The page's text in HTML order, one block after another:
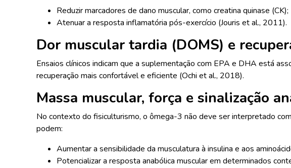
Reduzir marcadores de dano muscular, como creatina quinase (CK);
Atenuar a resposta inflamatória pós-exercício (Jouris et al., 2011).
Dor muscular tardia (DOMS) e
Ensaios clínicos indicam que a suplementação com EPA e DHA está
recuperação mais confortável e eficiente (Ochi et al., 2018).
Massa muscular, força e sinalização
No contexto do fisiculturismo, o ômega-3 não deve ser interpretado
podem:
Aumentar a sensibilidade da musculatura à insulina e aos
Potencializar a resposta anabólica muscular em determinados